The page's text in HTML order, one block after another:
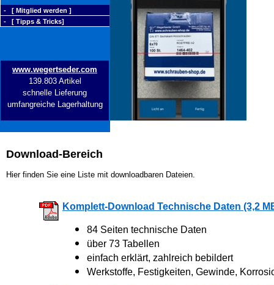
- [ Mitglied werden ]
- [ Tipps & Tricks]
www.wegertseder.com
139.803 Artikel
schnelle Lieferung
umfangreiche Lagerhaltung
Download-Bereich
Hier finden Sie eine Liste mit downloadbaren Dateien.
Komplett-Download Technische Daten (3,2
84 Seiten technische Daten
über 73 Tabellen
einfach erklärt, zahlreich bebildert
Werkstoffe, Festigkeiten, Gewinde,